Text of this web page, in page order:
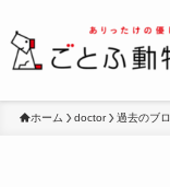
ホーム doctor 過去のブ